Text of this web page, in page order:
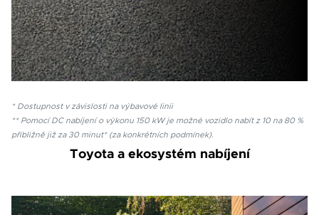
* Dostupnost v závislosti na výbavové linii
** Pomocí DC nabíjení o výkonu 150 kW je možné vozidlo nabít z 10 na 80 %
přibližně již za 30 minut* (za konkrétních podmínek).
Toyota a ekosystém nabíjení